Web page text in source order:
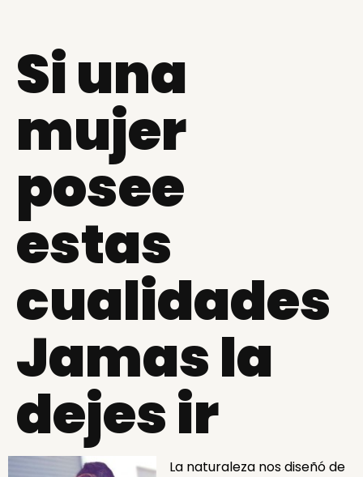
Si una
mujer
posee
estas
cualidades
Jamas la
dejes ir
La naturaleza nos diseñó de